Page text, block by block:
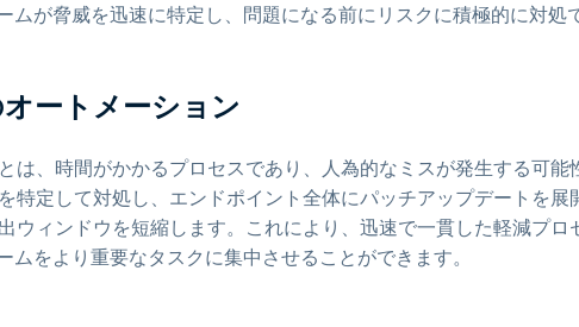
ムが脅威を迅速に特定し、問題になる前にリスクに積極的に対処
ートメーション
は、時間がかかるプロセスであり、人為的なミスが発生する可能
特定して対処し、エンドポイント全体にパッチアップデートを展
ウィンドウを短縮します。これにより、迅速で一貫した軽減プロ
をより重要なタスクに集中させることができます。